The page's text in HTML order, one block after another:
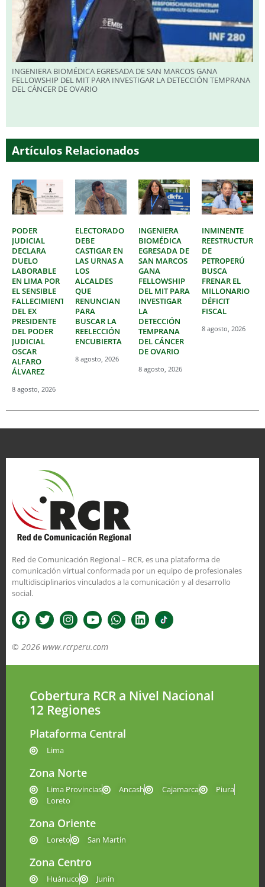
INGENIERA BIOMÉDICA EGRESADA DE SAN MARCOS GANA
FELLOWSHIP DEL MIT PARA INVESTIGAR LA DETECCIÓN TEMPRANA
DEL CÁNCER DE OVARIO
Artículos Relacionados
PODER
JUDICIAL
DECLARA
DUELO
LABORABLE
EN LIMA POR
EL SENSIBLE
FALLECIMIENTO
DEL EX
PRESIDENTE
DEL PODER
JUDICIAL
OSCAR
ALFARO
ÁLVAREZ
8 agosto, 2026
ELECTORADO
DEBE
CASTIGAR EN
LAS URNAS A
LOS
ALCALDES
QUE
RENUNCIAN
PARA
BUSCAR LA
REELECCIÓN
ENCUBIERTA
8 agosto, 2026
INGENIERA
BIOMÉDICA
EGRESADA DE
SAN MARCOS
GANA
FELLOWSHIP
DEL MIT PARA
INVESTIGAR
LA
DETECCIÓN
TEMPRANA
DEL CÁNCER
DE OVARIO
8 agosto, 2026
INMINENTE
DE
PETROPERÚ
BUSCA
FRENAR EL
MILLONARIO
DÉFICIT
FISCAL
8 agosto, 2026
Red de Comunicación Regional – RCR, es una plataforma de
comunicación virtual conformada por un equipo de profesionales
multidisciplinarios vinculados a la comunicación y al desarrollo
social.
© 2026 www.rcrperu.com
Cobertura RCR a Nivel Nacional
12 Regiones
Plataforma Central
Lima
Zona Norte
Lima Provincias Ancash Cajamarca
Piura
Loreto
Zona Oriente
Loreto San Martín
Zona Centro
Huánuco Junín